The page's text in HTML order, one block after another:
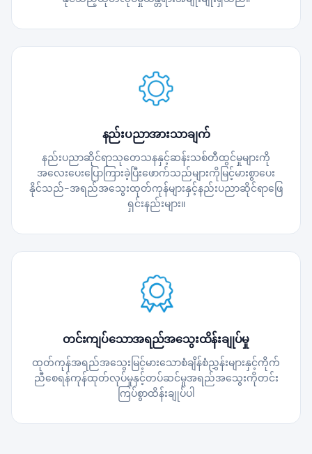
နည်းပညာအားသာချက်
နည်းပညာဆိုင်ရာသုတေသနနှင့်ဆန်းသစ်တီထွင်မှုများကို
အလေးပေးပြောကြားခဲ့ပြီးဖောက်သည်များကိုမြင့်မားစွာပေး
နိုင်သည်-အရည်အသွေးထုတ်ကုန်များနှင့်နည်းပညာဆိုင်ရာဖြေ
ရှင်းနည်းများ။
တင်းကျပ်သောအရည်အသွေးထိန်းချုပ်မှု
ထုတ်ကုန်အရည်အသွေးမြင့်မားသောစံချိန်စံညွှန်းများနှင့်ကိုက်
ညီစေရန်ကုန်ထုတ်လုပ်မှုနှင့်တပ်ဆင်မှုအရည်အသွေးကိုတင်း
ကြပ်စွာထိန်းချုပ်ပါ